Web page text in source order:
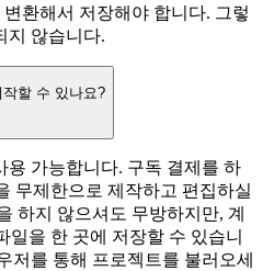
환해서 저장해야 합니다. 그렇
지 않습니다.
할 수 있나요?
용 가능합니다. 구독 결제를 하
무제한으로 제작하고 편집하실
하지 않으셔도 무방하지만, 계
일을 한 곳에 저장할 수 있습니
저를 통해 프로젝트를 불러오세